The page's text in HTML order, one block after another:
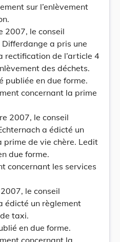
sur l’enlèvement
2007, le conseil
a pris une
de l’article 4
des déchets.
publiée en due forme.
concernant la prime
2007, le conseil
a édicté un
prime de vie chère. Ledit
due forme.
concernant les services
le conseil
édicté un règlement
taxi.
en due forme.
concernant la